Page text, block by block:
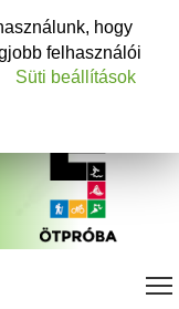
hogy
felhasználói
Süti beállítások